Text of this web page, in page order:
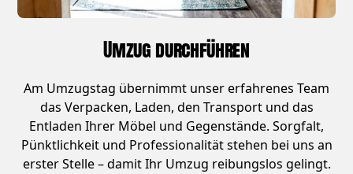
Umzug durchführen
Am Umzugstag übernimmt unser erfahrenes Team
das Verpacken, Laden, den Transport und das
Entladen Ihrer Möbel und Gegenstände. Sorgfalt,
Pünktlichkeit und Professionalität stehen bei uns an
erster Stelle – damit Ihr Umzug reibungslos gelingt.